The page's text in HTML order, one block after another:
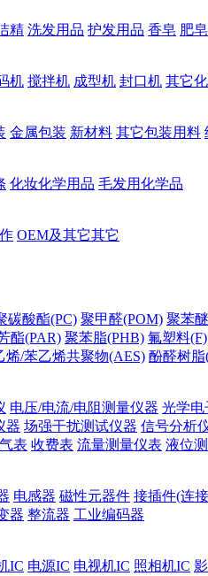
精 洗发用品 护发用品 香皂 肥皂
机 搅拌机 成型机 封口机 其它
金属包装 新材料 其它包装用料
化妆化学用品 毛发用化学品
OEM及其它其它
碳酸酯(PC) 聚甲醛(POM) 聚苯
酯(PAR) 聚苯脂(PHB) 氟塑料(F)
烯/苯乙烯共聚物(AES) 酚醛树脂
电压/电流/电阻测量仪器 光学电
器 场强干扰测试仪器 信号分析
表 收费表 流量测量仪表 液位
电感器 磁性元器件 接插件(连
器 整流器 工业编码器
IC 电源IC 电视机IC 照相机IC